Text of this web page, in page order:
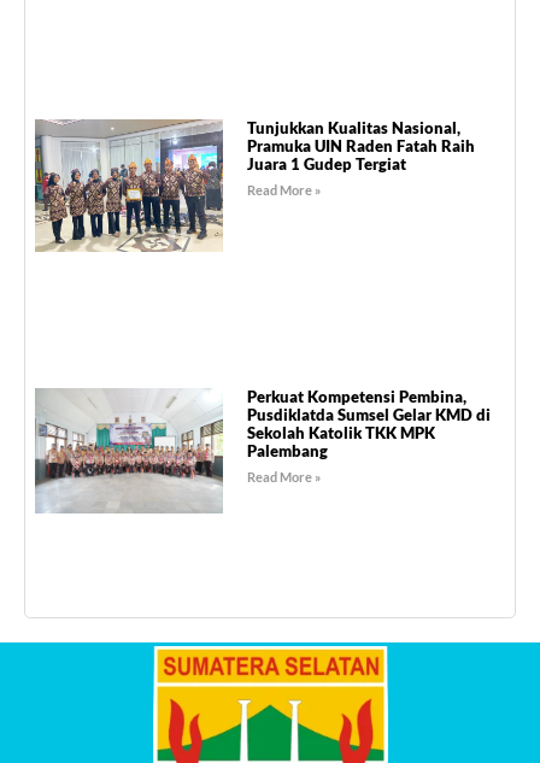
Tunjukkan Kualitas Nasional,
Pramuka UIN Raden Fatah Raih
Juara 1 Gudep Tergiat
Read More »
Perkuat Kompetensi Pembina,
Pusdiklatda Sumsel Gelar KMD di
Sekolah Katolik TKK MPK
Palembang
Read More »